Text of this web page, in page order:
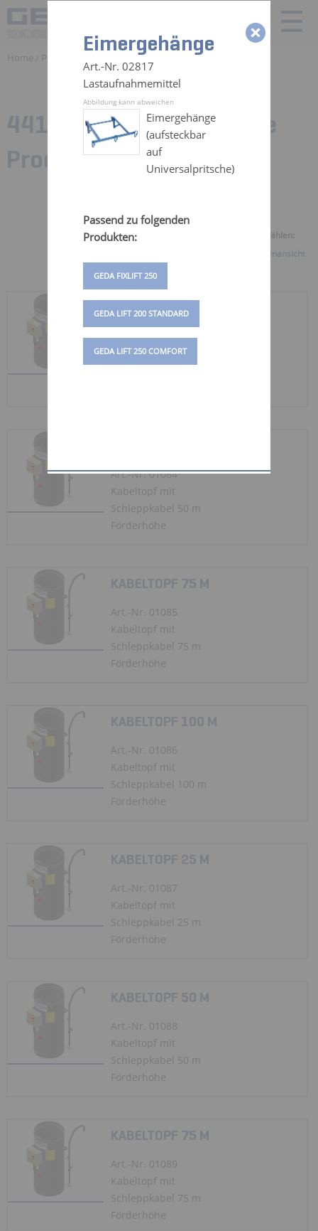
Home Produkte
Eimergehänge
Art.-Nr. 02817
Lastaufnahmemittel
Abbildung kann abweichen
Eimergehänge
(aufsteckbar
auf
Universalpritsche)
Passend zu folgenden
Produkten:
GEDA FIXLIFT 250
GEDA LIFT 200 STANDARD
GEDA LIFT 250 COMFORT
441 Zubehörteile für:
Alle
Produkte
Ansicht auswählen:
Listenansicht
KABELTOPF 25 M
Art.-Nr. 01083
Kabeltopf mit
Art.-Nr. 01084
Kabeltopf mit
Schleppkabel 50 m
Förderhöhe
KABELTOPF 75 M
Art.-Nr. 01085
Kabeltopf mit
Schleppkabel 75 m
Förderhöhe
KABELTOPF 100 M
Art.-Nr. 01086
Kabeltopf mit
Schleppkabel 100 m
Förderhöhe
KABELTOPF 25 M
Art.-Nr. 01087
Kabeltopf mit
Schleppkabel 25 m
Förderhöhe
KABELTOPF 50 M
Art.-Nr. 01088
Kabeltopf mit
Schleppkabel 50 m
Förderhöhe
KABELTOPF 75 M
Art.-Nr. 01089
Kabeltopf mit
Schleppkabel 75 m
Förderhöhe